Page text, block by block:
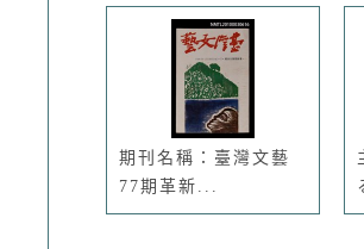
期刊名稱：臺灣文藝
77期革新...